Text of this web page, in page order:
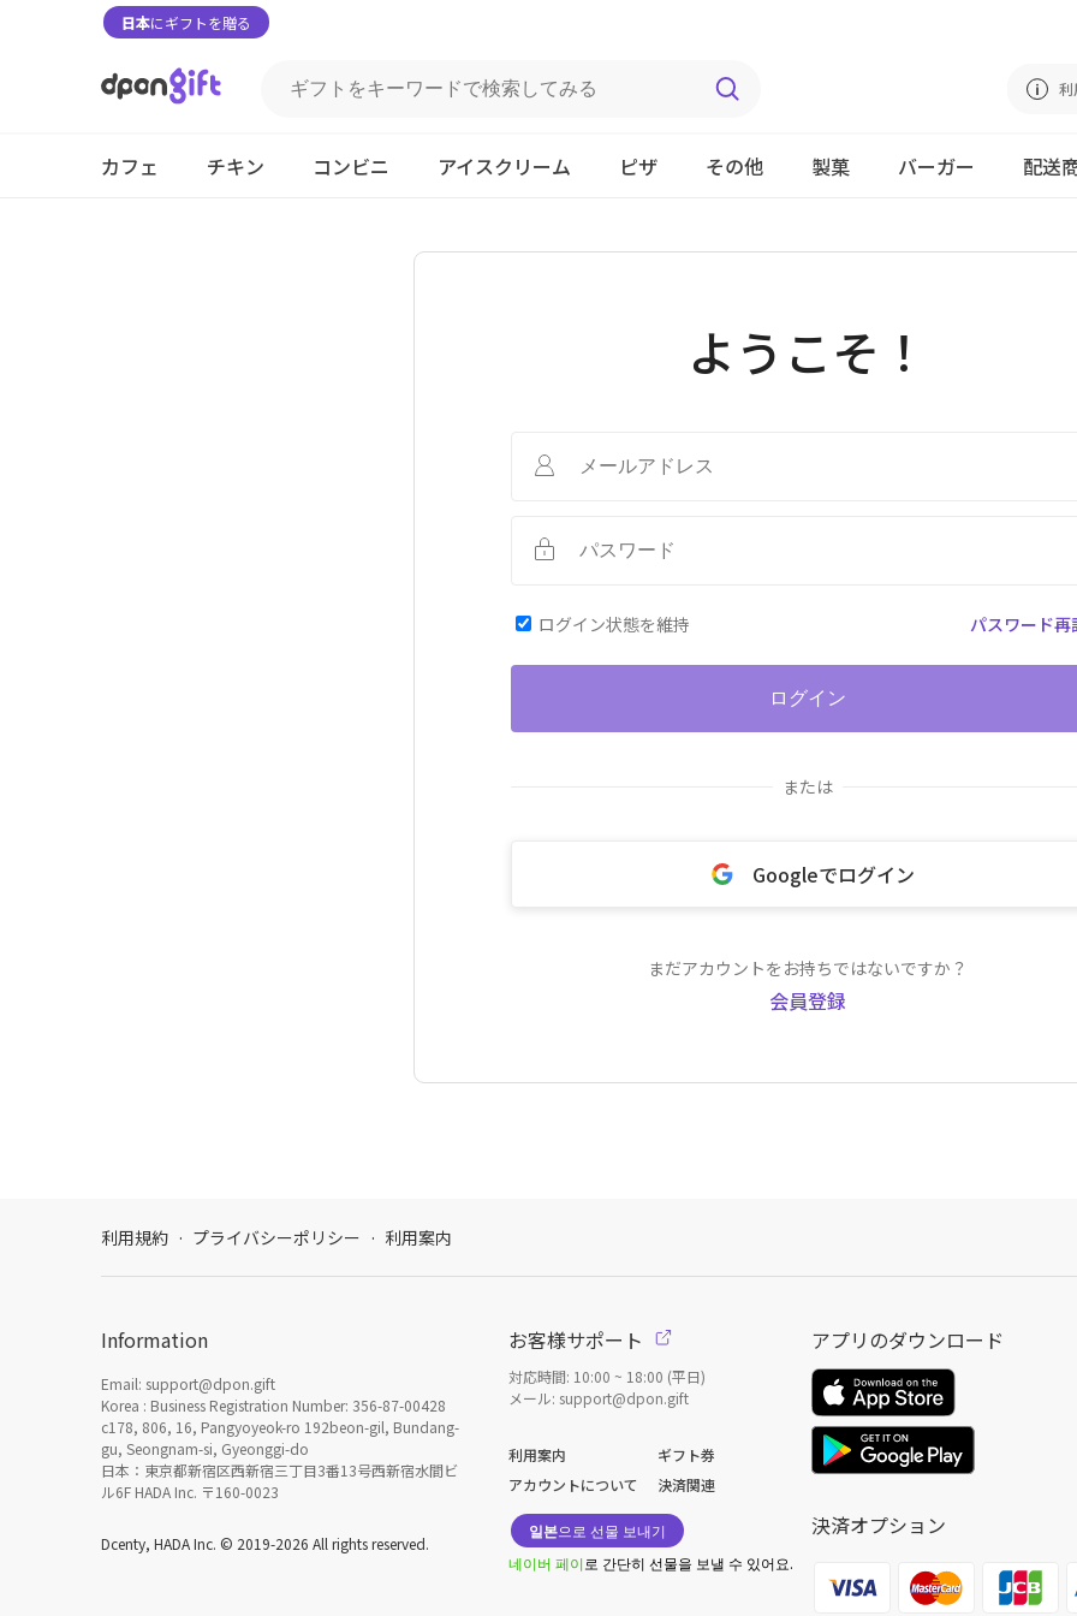
日本にギフトを贈る
利
カフェ チキン コンビニ アイスクリーム ピザ その他 製菓 バーガー 配送
ようこそ！
ログイン状態を維持 パスワード再
ログイン
または
Googleでログイン
まだアカウントをお持ちではないですか？
会員登録
利用規約 · プライバシーポリシー · 利用案内
Information
Email: support@dpon.gift
Korea : Business Registration Number: 356-87-00428
c178, 806, 16, Pangyoyeok-ro 192beon-gil, Bundang-
gu, Seongnam-si, Gyeonggi-do
日本：東京都新宿区西新宿三丁目3番13号西新宿水間ビ
ル6F HADA Inc. 〒160-0023
Dcenty, HADA Inc. © 2019-2026 All rights reserved.
お客様サポート
対応時間: 10:00 ~ 18:00 (平日)
メール: support@dpon.gift
利用案内
ギフト券
アカウントについて
決済関連
일본으로 선물 보내기
네이버 페이로 간단히 선물을 보낼 수 있어요.
アプリのダウンロード
決済オプション